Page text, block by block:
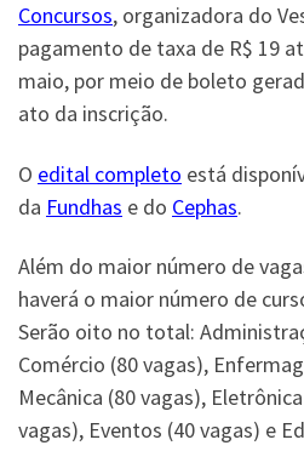
Concursos, organizadora do
pagamento de taxa de R$ 19
maio, por meio de boleto
ato da inscrição.
O edital completo está
da Fundhas e do Cephas.
Além do maior número de
haverá o maior número de
Serão oito no total:
Comércio (80 vagas),
Mecânica (80 vagas),
vagas), Eventos (40 vagas) e